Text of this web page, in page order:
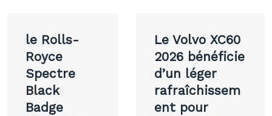
de
l’article
le Rolls-
Royce
Spectre
Black
Badge
Le Volvo XC60
2026 bénéficie
d’un léger
rafraîchissem
ent pour